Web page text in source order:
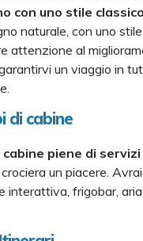
con uno stile classico
naturale, con uno
attenzione al
un viaggio in
di cabine
cabine piene di servizi
un piacere.
interattiva, frigobar, aria